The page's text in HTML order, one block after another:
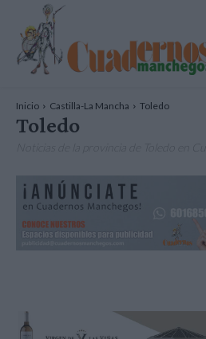
Inicio Castilla-La Mancha Toledo
Toledo